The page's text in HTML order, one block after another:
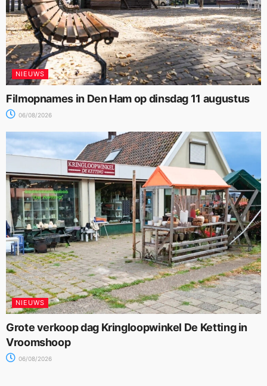
NIEUWS
Filmopnames in Den Ham op dinsdag 11 augustus
06/08/2026
NIEUWS
Grote verkoop dag Kringloopwinkel De Ketting in
Vroomshoop
06/08/2026